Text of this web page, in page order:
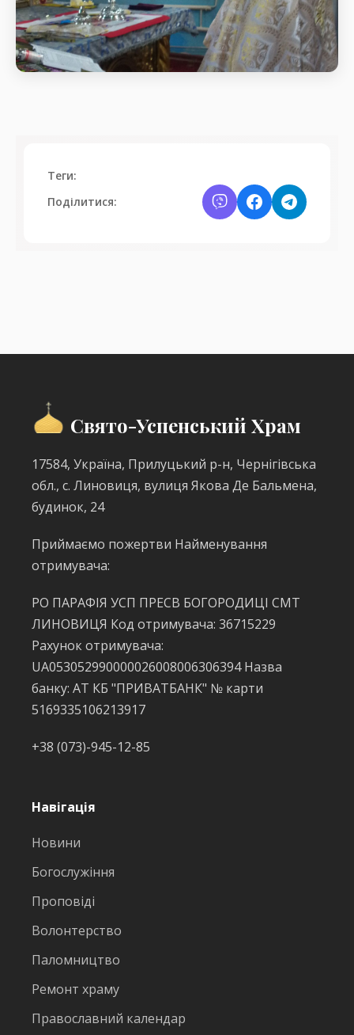
Теги:
Поділитися:
Свято-Успенський Храм
17584, Україна, Прилуцький р-н, Чернігівська
обл., с. Линовиця, вулиця Якова Де Бальмена,
будинок, 24
Приймаємо пожертви Найменування
отримувача:
РО ПАРАФІЯ УСП ПРЕСВ БОГОРОДИЦІ СМТ
ЛИНОВИЦЯ Код отримувача: 36715229
Рахунок отримувача:
UA053052990000026008006306394 Назва
банку: АТ КБ "ПРИВАТБАНК" № карти
5169335106213917
+38 (073)-945-12-85
Навігація
Новини
Богослужіння
Проповіді
Волонтерство
Паломництво
Ремонт храму
Православний календар